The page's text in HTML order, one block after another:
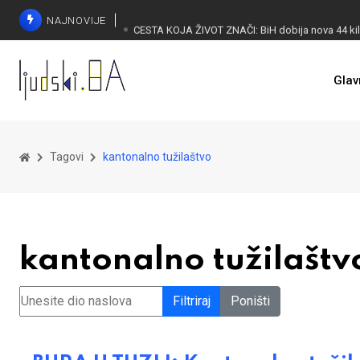
NAJNOVIJE
Tagovi kantonalno tužilaštvo
kantonalno
Unesite dio naslova Filtriraj Poništi